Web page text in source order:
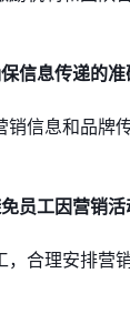
信息传递的准
信息和品牌
员工因营销活
，合理安排营